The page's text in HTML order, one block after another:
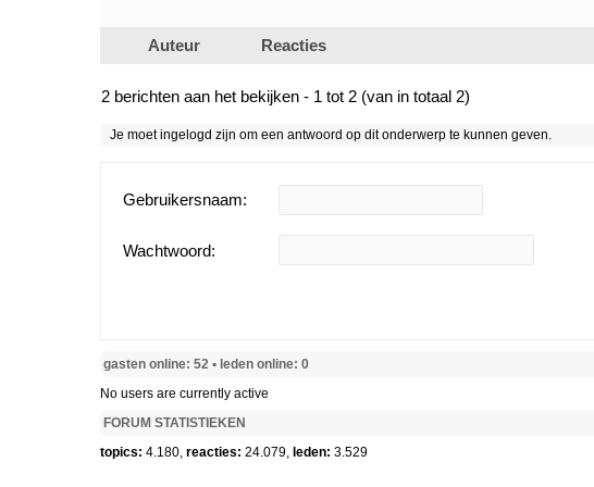
Auteur Reacties
2 berichten aan het bekijken - 1 tot 2 (van in totaal 2)
Je moet ingelogd zijn om een antwoord op dit onderwerp te kunnen geven.
Gebruikersnaam:
Wachtwoord:
gasten online: 52 ▪︎ leden online: 0
No users are currently active
FORUM STATISTIEKEN
topics: 4.180, reacties: 24.079, leden: 3.529